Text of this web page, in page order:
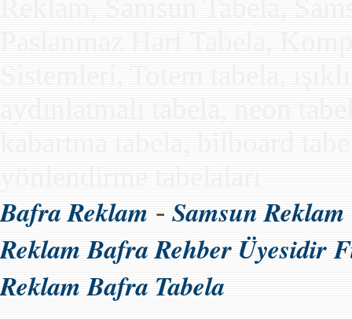
Bafra Reklam - Samsun Reklam
Reklam Bafra Rehber Üyesidir
Reklam Bafra Tabela